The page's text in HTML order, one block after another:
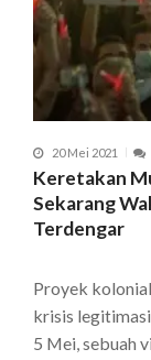
20 Mei 2021
Keretakan
Sekarang
Terdengar
Proyek
krisis
5 Mei, sebuah